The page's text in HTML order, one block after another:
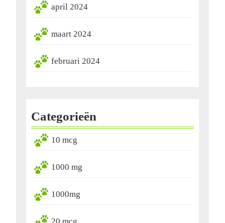
april 2024
maart 2024
februari 2024
Categorieën
10 mcg
1000 mg
1000mg